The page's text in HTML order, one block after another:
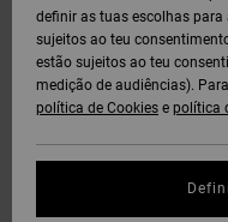
definir as tuas escolhas
sujeitos ao teu
estão sujeitos ao teu
medição de audiências).
política de Cookies e política